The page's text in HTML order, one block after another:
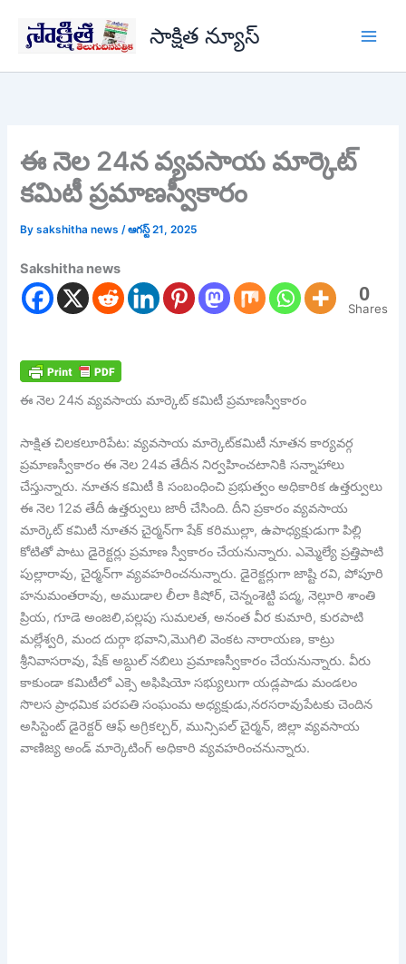
content
సాక్షిత న్యూస్
ఈ నెల 24న వ్య‌వ‌సాయ మార్కెట్
క‌మిటీ ప్ర‌మాణ‌స్వీకారం
Bysakshitha news/ఆగస్ట్ 21, 2025
Sakshitha news
0
Shares
ఈ నెల 24న వ్య‌వ‌సాయ మార్కెట్ క‌మిటీ ప్ర‌మాణ‌స్వీకారం
సాక్షిత చిల‌క‌లూరిపేట‌: వ్య‌వ‌సాయ మార్కెట్‌క‌మిటీ నూత‌న కార్య‌వ‌ర్గ
ప్ర‌మాణ‌స్వీకారం ఈ నెల 24వ తేదీన నిర్వ‌హించ‌టానికి స‌న్నాహాలు
చేస్తున్నారు. నూత‌న క‌మిటీ కి సంబంధించి ప్ర‌భుత్వం అధికారిక ఉత్త‌ర్వులు
ఈ నెల 12వ తేదీ ఉత్త‌ర్వులు జారీ చేసింది. దీని ప్ర‌కారం వ్య‌వ‌సాయ
మార్కెట్ క‌మిటీ నూత‌న చైర్మ‌న్‌గా షేక్ క‌రిముల్లా, ఉపాధ్య‌క్షుడుగా పిల్లి
కోటితో పాటు డైరెక్ట‌ర్లు ప్ర‌మాణ స్వీకారం చేయ‌నున్నారు. ఎమ్మెల్యే ప్ర‌త్తిపాటి
పుల్లారావు, చైర్మ‌న్‌గా వ్య‌వ‌హ‌రించ‌నున్నారు. డైరెక్ట‌ర్లుగా జాష్టి రవి, పోపూరి
హనుమంతరావు, అముడాల లీలా కిషోర్, చెన్నంశెట్టి పద్మ, నెల్లూరి శాంతి
ప్రియ, గూడె అంజలి,పల్లపు సుమలత, అనంత వీర కుమారి, కురపాటి
మల్లేశ్వరి, మంద దుర్గా భవాని,మొగిలి వెంకట నారాయణ, కాట్రు
శ్రీనివాసరావు, షేక్ అబ్దుల్ నబిలు ప్ర‌మాణ‌స్వీకారం చేయ‌నున్నారు. వీరు
కాకుండా క‌మిటీలో ఎక్సె అఫిషియో స‌భ్యులుగా య‌డ్ల‌పాడు మండ‌లం
సొల‌స ప్రాధ‌మిక ప‌ర‌ప‌తి సంఘంమ అధ్య‌క్షుడు,న‌ర‌స‌రావుపేట‌కు చెందిన
అసిస్టెంట్ డైరెక్టర్ ఆఫ్ అగ్రికల్చర్, మున్సిప‌ల్ చైర్మ‌న్‌, జిల్లా వ్యవసాయ
వాణిజ్య అండ్‌ మార్కెటింగ్ అధికారి వ్య‌వ‌హ‌రించ‌నున్నారు.